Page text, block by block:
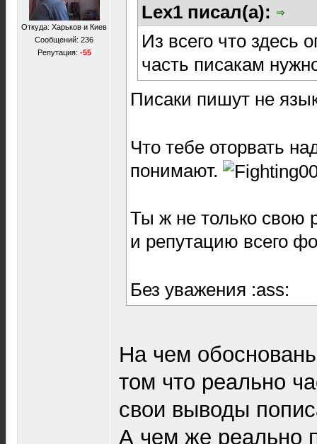
Откуда: Харьков и Киев
Сообщений: 236
Репутация: -55
Lex1 писал(а):
Из всего что здесь
часть писакам
Писаки пишут не
Что тебе оторвать
понимают.
Ты ж не только свою
и репутацию всего
Без уважения :ass:
На чем
том что реально
свои выводы
А чем же реально